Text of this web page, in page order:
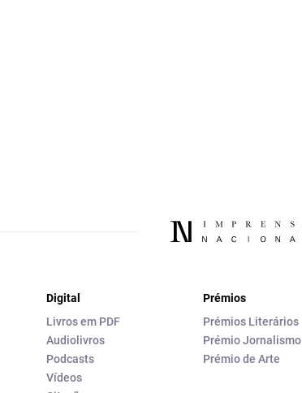
Digital
Livros em PDF
Audiolivros
Podcasts
Vídeos
Prémios
Prémios Literários
Prémio Jornalismo
Prémio de Arte